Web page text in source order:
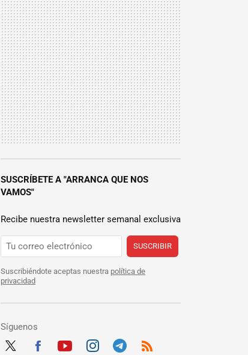
SUSCRÍBETE A "ARRANCA QUE NOS
VAMOS"
Recibe nuestra newsletter semanal exclusiva
SUSCRIBIR
Suscribiéndote aceptas nuestra política de
privacidad
Síguenos